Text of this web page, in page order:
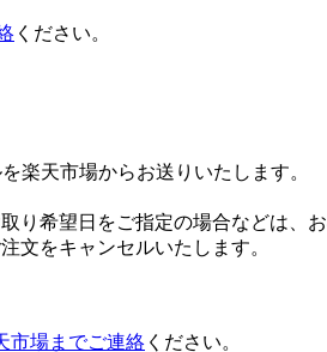
ください。
楽天市場からお送りいたします。
希望日をご指定の場合などは、
文をキャンセルいたします。
市場までご連絡 ください。